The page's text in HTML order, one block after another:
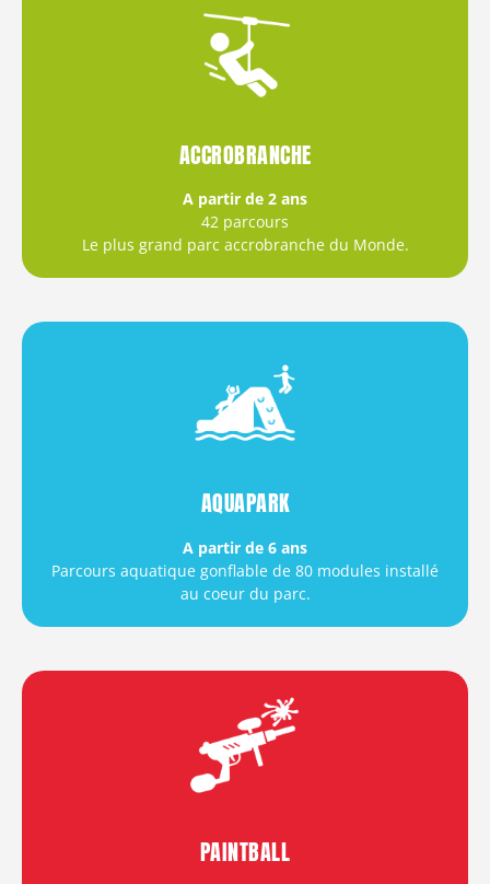
ACCROBRANCHE
A partir de 2 ans
42 parcours
Le plus grand parc accrobranche du Monde.
AQUAPARK
A partir de 6 ans
Parcours aquatique gonflable de 80 modules installé
au coeur du parc.
PAINTBALL